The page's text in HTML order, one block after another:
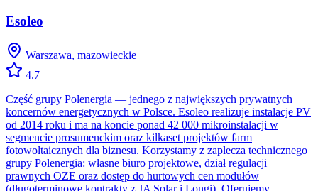
Esoleo
Warszawa, mazowieckie
4.7
Część grupy Polenergia — jednego z największych prywatnych
koncernów energetycznych w Polsce. Esoleo realizuje instalacje PV
od 2014 roku i ma na koncie ponad 42 000 mikroinstalacji w
segmencie prosumenckim oraz kilkaset projektów farm
fotowoltaicznych dla biznesu. Korzystamy z zaplecza technicznego
grupy Polenergia: własne biuro projektowe, dział regulacji
prawnych OZE oraz dostęp do hurtowych cen modułów